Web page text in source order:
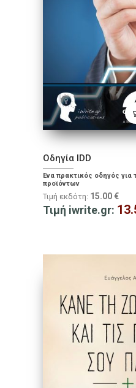
Οδηγία IDD
Ένα πρακτικός οδηγός
προϊόντων
Τιμή εκδότη: 15.00 €
Τιμή iwrite.gr: